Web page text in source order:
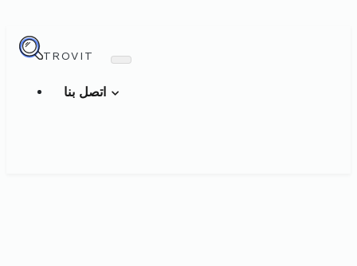
TROVIT